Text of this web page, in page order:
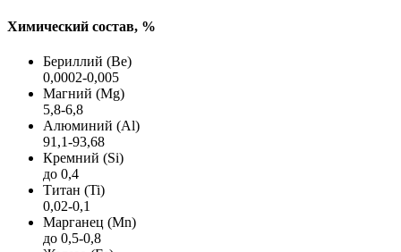
Химический состав, %
Бериллий (Be)
0,0002-0,005
Магний (Mg)
5,8-6,8
Алюминий (Al)
91,1-93,68
Кремний (Si)
до 0,4
Титан (Ti)
0,02-0,1
Марганец (Mn)
до 0,5-0,8